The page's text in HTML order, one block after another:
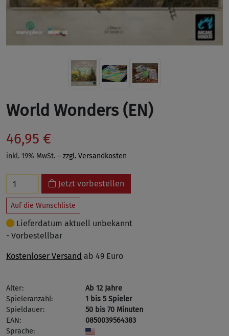
World Wonders (EN)
46,95 €
inkl. 19% MwSt. – zzgl. Versandkosten
Jetzt vorbestellen
Auf die Wunschliste
Lieferdatum aktuell unbekannt
- Vorbestellbar
Kostenloser Versand ab 49 Euro
Alter:
Ab 12 Jahre
Spieleranzahl:
1 bis 5 Spieler
Spieldauer:
50 bis 70 Minuten
EAN:
0850039564383
Sprache: